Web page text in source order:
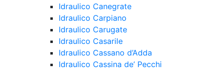
Idraulico Canegrate
Idraulico Carpiano
Idraulico Carugate
Idraulico Casarile
Idraulico Cassano d’Adda
Idraulico Cassina de’ Pecchi